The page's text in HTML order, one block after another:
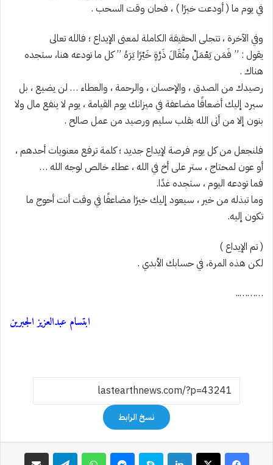
في يوم ما ( أودعت خيرًا ) ، فحان وقت السحب .
وفي الآخرة ، تتجلى الحقيقة الكاملة لمعنى الإيداع ؛ فالله تعالى
يقول : ” فَمَن يَعْمَلْ مِثْقَالَ ذَرَّةٍ خَيْرًا يَرَهُ ” كل ما تودعه هنا، ستجده
هناك .
رصيدك من الصدق ، والإحسان ، والرحمة ، والعطاء … لن يضيع ، بل
سيرد إليك أضعافًا مضاعفة في ميزانك يوم القيامة ، يوم لا ينفع مال ولا
بنون إلا من أتى الله بقلب سليم ورصيد من عمل صالح .
فلنجعل من كل يوم فرصة لإيداع جديد ؛ كلمة ترفع معنويات أحدهم ،
أو عون لمحتاج ، ستر على أخ في الله ، عطاء خالص لوجه الله …
فما تودعه اليوم ، ستجده غدًا.
وما تبذله من خير ، سيعود إليك خيرًا مضاعفًا في وقت أنت أحوج ما
تكون إليه.
( تم الإيداع )
لكن هذه المرة، في حسابك الأبدي .
………..
ابتسام عبدالعزيز الجبرين
نسخ الرابط
فيسبوك‫X لينكدإن سكايب ماسنجر واتساب تيلقرام مشاركة عبر البريد